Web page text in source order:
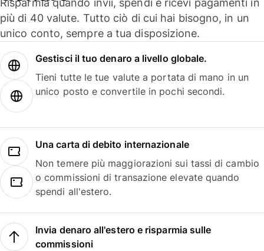
Risparmia quando invii, spendi e ricevi pagamenti in
più di 40 valute. Tutto ciò di cui hai bisogno, in un
unico conto, sempre a tua disposizione.
Gestisci il tuo denaro a livello globale.
Tieni tutte le tue valute a portata di mano in un
unico posto e convertile in pochi secondi.
Una carta di debito internazionale
Non temere più maggiorazioni sui tassi di cambio
o commissioni di transazione elevate quando
spendi all'estero.
Invia denaro all'estero e risparmia sulle
commissioni